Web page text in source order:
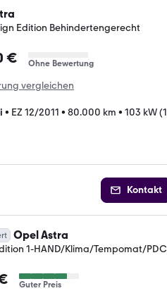
Edition Behindertengerecht
€ Ohne Bewertung
vergleichen
• EZ 12/2011 • 80.000 km • 103 kW
Kontakt
Opel Astra
1-HAND/Klima/Tempomat/PDC
Guter Preis